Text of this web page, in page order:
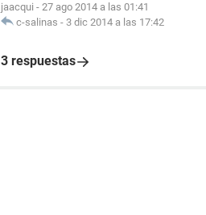
jaacqui - 27 ago 2014 a las 01:41
c-salinas - 3 dic 2014 a las 17:42
3 respuestas